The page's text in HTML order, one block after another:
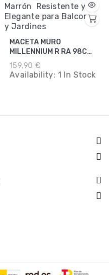
MACETA MURO
MILLENNIUM R RA 98CM
MARRON
159,90 €
Availability: 1 In Stock